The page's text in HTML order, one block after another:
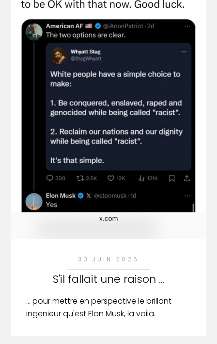
30 JUIN 2026
S'il fallait une raison ...
... pour mettre en perspective le brillant
ingenieur qu'est Elon Musk, la voila.